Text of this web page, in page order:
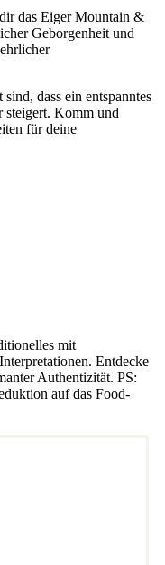
das Eiger Mountain &
Geborgenheit und
dass ein entspanntes
steigert. Komm und
für deine
mit
Entdecke
Authentizität. PS:
auf das Food-